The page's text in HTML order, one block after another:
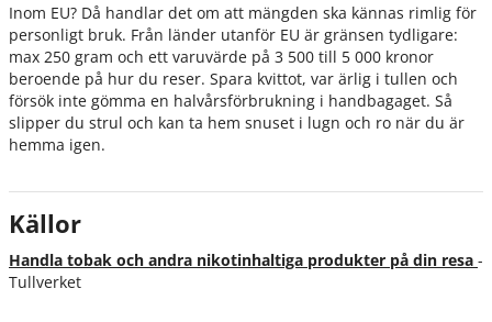
Inom EU? Då handlar det om att mängden ska kännas rimlig för
personligt bruk. Från länder utanför EU är gränsen tydligare:
max 250 gram och ett varuvärde på 3 500 till 5 000 kronor
beroende på hur du reser. Spara kvittot, var ärlig i tullen och
försök inte gömma en halvårsförbrukning i handbagaget. Så
slipper du strul och kan ta hem snuset i lugn och ro när du är
hemma igen.
Källor
Handla tobak och andra nikotinhaltiga produkter på din resa -
Tullverket